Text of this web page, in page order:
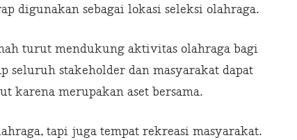
digunakan sebagai lokasi seleksi olahraga.
turut mendukung aktivitas olahraga bagi
seluruh stakeholder dan masyarakat dapat
karena merupakan aset bersama.
tapi juga tempat rekreasi masyarakat.